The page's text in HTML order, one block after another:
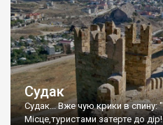
Судак
Судак... Вже чую крики в
Місце,туристами затерте до